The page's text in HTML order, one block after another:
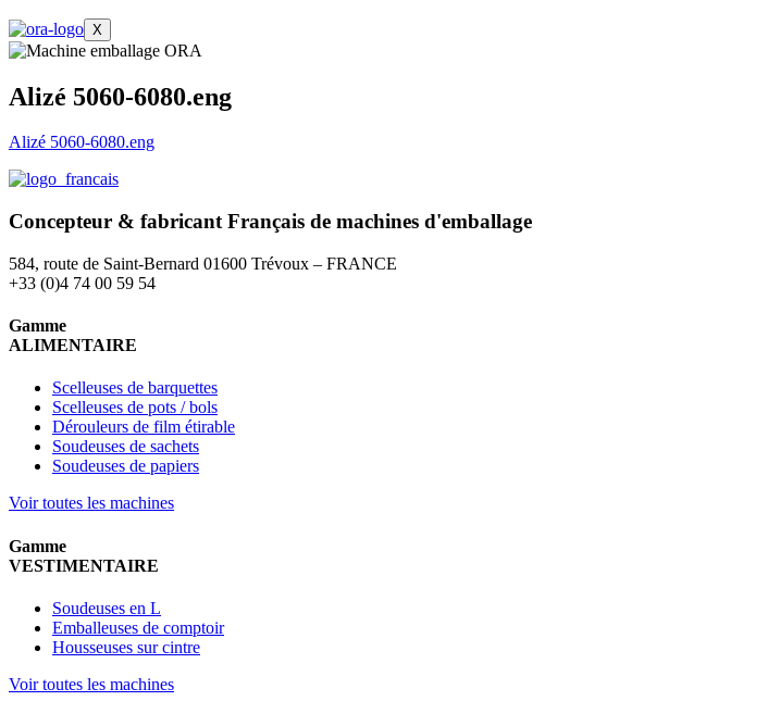
X
Alizé 5060-6080.eng
Alizé 5060-6080.eng
Concepteur & fabricant Français de machines d'emballage
584, route de Saint-Bernard 01600 Trévoux – FRANCE
+33 (0)4 74 00 59 54
Gamme
ALIMENTAIRE
Scelleuses de barquettes
Scelleuses de pots / bols
Dérouleurs de film étirable
Soudeuses de sachets
Soudeuses de papiers
Voir toutes les machines
Gamme
VESTIMENTAIRE
Soudeuses en L
Emballeuses de comptoir
Housseuses sur cintre
Voir toutes les machines